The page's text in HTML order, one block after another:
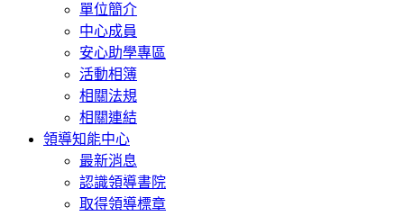
單位簡介
中心成員
安心助學專區
活動相簿
相關法規
相關連結
領導知能中心
最新消息
認識領導書院
取得領導標章